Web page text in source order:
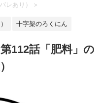
レあり） >
十字架のろくにん
112話「肥料」の